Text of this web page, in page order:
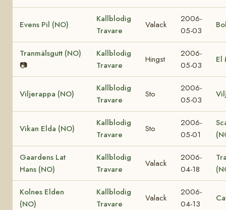
Evens Pil (NO)
Kallblodig
Travare
Valack
2006-
05-03
Tranmälsgutt (NO)
📷
Kallblodig
Travare
Hingst
2006-
05-03
El
Viljerappa (NO)
Kallblodig
Travare
Sto
2006-
05-03
Vikan Elda (NO)
Kallblodig
Travare
Sto
2006-
05-01
Gaardens Lat
Hans (NO)
Kallblodig
Travare
Valack
2006-
04-18
Kolnes Elden
(NO)
Kallblodig
Travare
Valack
2006-
04-13